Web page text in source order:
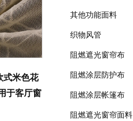
式米色花
于客厅窗
其他功能面料
织物风管
阻燃遮光窗帘布
阻燃涂层防护布
阻燃涂层帐篷布
阻燃遮光窗帘面料